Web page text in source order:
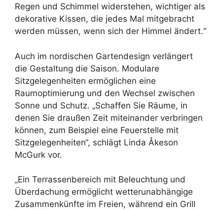
Regen und Schimmel widerstehen, wichtiger als
dekorative Kissen, die jedes Mal mitgebracht
werden müssen, wenn sich der Himmel ändert.“
Auch im nordischen Gartendesign verlängert
die Gestaltung die Saison. Modulare
Sitzgelegenheiten ermöglichen eine
Raumoptimierung und den Wechsel zwischen
Sonne und Schutz. „Schaffen Sie Räume, in
denen Sie draußen Zeit miteinander verbringen
können, zum Beispiel eine Feuerstelle mit
Sitzgelegenheiten“, schlägt Linda Åkeson
McGurk vor.
„Ein Terrassenbereich mit Beleuchtung und
Überdachung ermöglicht wetterunabhängige
Zusammenkünfte im Freien, während ein Grill